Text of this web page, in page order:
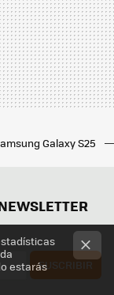
Galaxy S25
SUSCRIBIR
estarás